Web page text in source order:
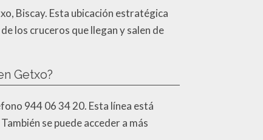
Biscay. Esta ubicación estratégica
los cruceros que llegan y salen de
Getxo?
944 06 34 20. Esta línea está
se puede acceder a más